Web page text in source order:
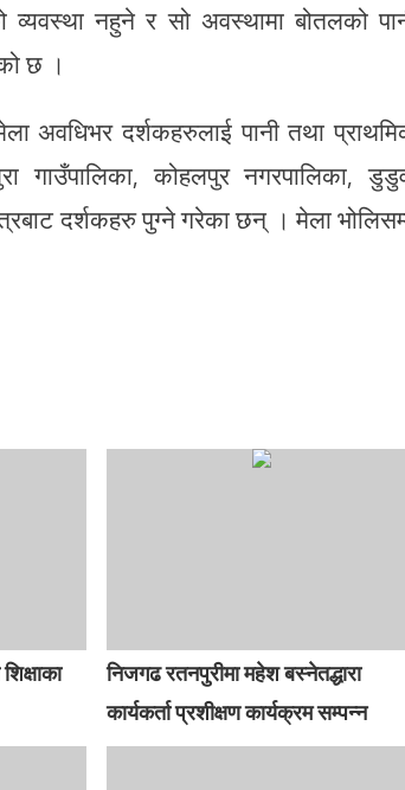
नहुने र सो अवस्थामा बोतलको
छ ।
अवधिभर दर्शकहरुलाई पानी तथा
गाउँपालिका, कोहलपुर नगरपालिका,
दर्शकहरु पुग्ने गरेका छन् । मेला
निजगढ रतनपुरीमा महेश बस्नेतद्धारा
कार्यकर्ता प्रशीक्षण कार्यक्रम सम्पन्न